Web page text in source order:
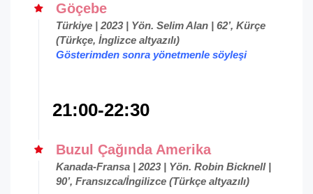
Göçebe
Türkiye | 2023 | Yön. Selim Alan | 62’, Kürçe
(Türkçe, İnglizce altyazılı)
Gösterimden sonra yönetmenle söyleşi
21:00-22:30
Buzul Çağında Amerika
Kanada-Fransa | 2023 | Yön. Robin Bicknell |
90’, Fransızca/İngilizce (Türkçe altyazılı)